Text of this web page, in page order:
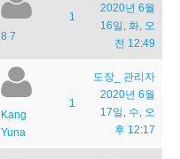
8 7
1
2020년 6월
16일, 화, 오
전 12:49
Kang
Yuna
1
도장_ 관리자
2020년 6월
17일, 수, 오
후 12:17